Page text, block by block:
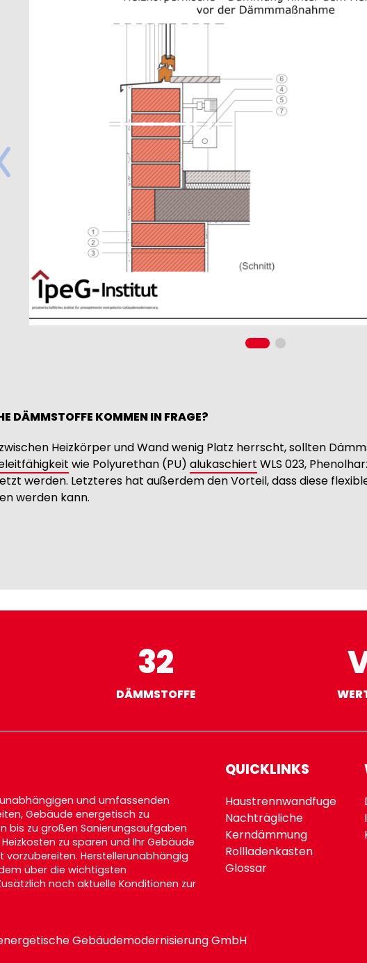
DÄMMSTOFFE KOMMEN IN FRAGE?
Heizkörper und Wand wenig Platz herrscht, sollten
wie Polyurethan (PU) alukaschiert WLS 023,
werden. Letzteres hat außerdem den Vorteil, dass diese
werden kann.
32
DÄMMSTOFFE
und umfassenden
Gebäude energetisch zu
bis zu großen Sanierungsaufgaben
zu sparen und Ihr Gebäude
Herstellerunabhängig
über die wichtigsten
noch aktuelle Konditionen zur
QUICKLINKS
Haustrennwandfuge
Nachträgliche
Kerndämmung
Rollladenkasten
Glossar
Gebäudemodernisierung GmbH